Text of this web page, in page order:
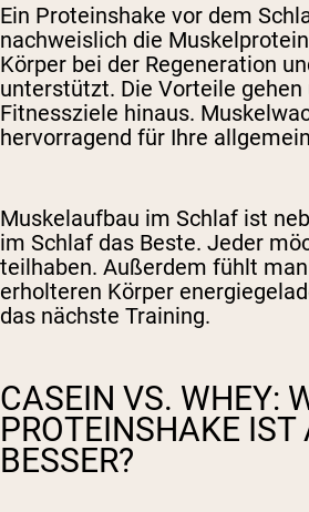
Ein Proteinshake vor dem
nachweislich die
Körper bei der Regeneration
unterstützt. Die Vorteile gehen
Fitnessziele hinaus.
hervorragend für Ihre
Muskelaufbau im Schlaf ist
im Schlaf das Beste. Jeder
teilhaben. Außerdem fühlt
erholteren Körper
das nächste Training.
CASEIN VS. WHEY:
PROTEINSHAKE IST
BESSER?